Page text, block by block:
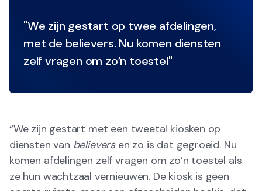
"We zijn gestart op twee afdelingen,
met de believers. Nu komen diensten
zelf vragen om zo’n toestel"
“We zijn gestart met een tweetal kiosken op
diensten van believersen zo is dat gegroeid. Nu
komen afdelingen zelf vragen om zo’n toestel als
ze hun wachtzaal vernieuwen. De kiosk is geen